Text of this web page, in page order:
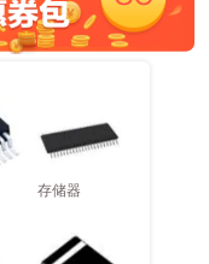
存储器